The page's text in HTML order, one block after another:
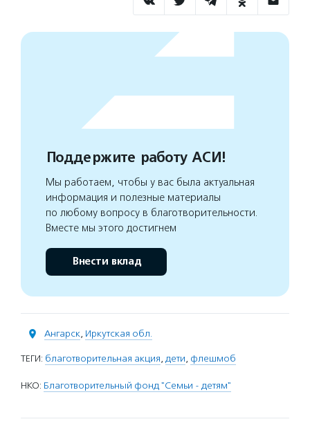
Поддержите работу АСИ!
Мы работаем, чтобы у вас была актуальная
информация и полезные материалы
по любому вопросу в благотворительности.
Вместе мы этого достигнем
Внести вклад
Ангарск, Иркутская обл.
ТЕГИ: благотворительная акция, дети, флешмоб
НКО: Благотворительный фонд "Семьи - детям"